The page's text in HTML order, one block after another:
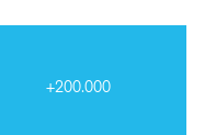
+200.000